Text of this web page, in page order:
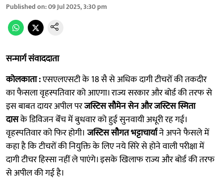
Published on:09 Jul 2025, 3:30 pm
सन्मार्ग संवाददाता
कोलकाता :एसएलएसटी के 18 सै से अधिक दागी टीचरों की तकदीर
का फैसला वृहस्पतिवार को आएगा। राज्य सरकार और बोर्ड की तरफ से
इस बाबत दायर अपील परजस्टिस सौमेन सेन और जस्टिस स्मिता
दासके डिविजन बेंंच में बुधवार को हुई सुनवायी अधूरी रह गई।
वृहस्पतिवार को फिर होगी।जस्टिस सौगत भट्टाचार्याने अपने फैसले में
कहा है कि टीचरों की नियुक्ति के लिए नये सिरे से होने वाली परीक्षा में
दागी टीचर हिस्सा नहीं ले पाएंगे। इसके खिलाफ राज्य और बोर्ड की तरफ
से अपील की गई है।